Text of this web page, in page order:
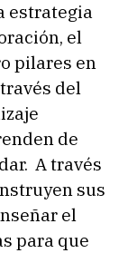
estrategia
el
pilares en
del
de
A través
sus
el
para que